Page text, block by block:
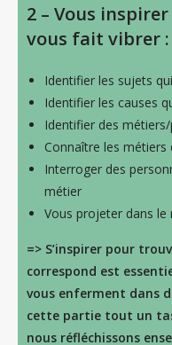
2 – Vous
vous fait vibrer :
Identifier les sujets
Identifier les causes
Identifier des
Connaître les métiers
Interroger des
métier
Vous projeter dans le
=> S’inspirer pour
correspond est
vous enferment dans
cette partie tout un
nous réfléchissons